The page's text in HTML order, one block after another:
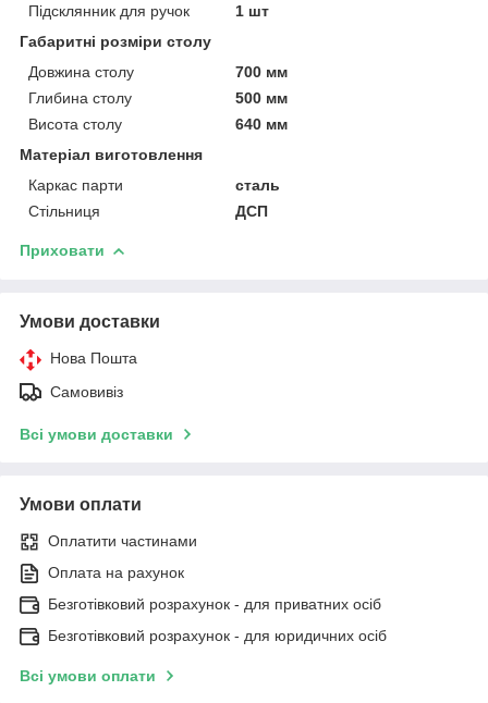
Підсклянник для ручок
1 шт
Габаритні розміри столу
Довжина столу
700 мм
Глибина столу
500 мм
Висота столу
640 мм
Матеріал виготовлення
Каркас парти
сталь
Стільниця
ДСП
Приховати
Умови доставки
Нова Пошта
Самовивіз
Всі умови доставки
Умови оплати
Оплатити частинами
Оплата на рахунок
Безготівковий розрахунок - для приватних осіб
Безготівковий розрахунок - для юридичних осіб
Всі умови оплати